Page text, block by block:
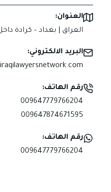
العنوان:
العراق | بغداد – كرادة
البريد الالكتروني:
رقم الهاتف:
009647779766204
009647874671595
رقم الهاتف:
009647779766204